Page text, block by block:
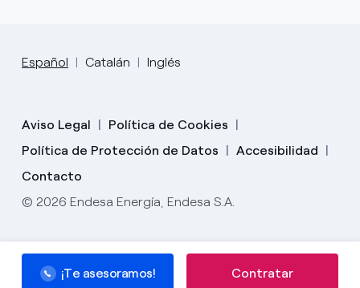
¡Te asesoramos!
¡Te asesoramos! Contratar
Español Catalán Inglés
Aviso Legal
Política de Cookies
Política de Protección de Datos
Accesibilidad
Contacto
© 2026 Endesa Energía, Endesa S.A.